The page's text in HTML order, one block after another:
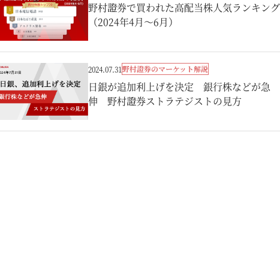
野村證券で買われた高配当株人気ランキング
（2024年4月～6月）
2024.07.31野村證券のマーケット解説
日銀が追加利上げを決定 銀行株などが急
伸 野村證券ストラテジストの見方